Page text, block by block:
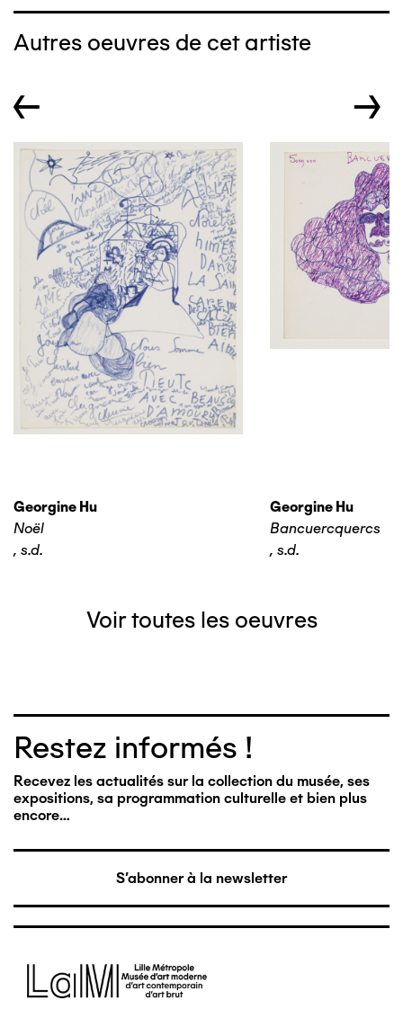
Autres oeuvres de cet artiste
← →
Georgine Hu
Noël
, s.d.
Georgine Hu
Bancuercquercs
, s.d.
Voir toutes les oeuvres
Restez informés !
Recevez les actualités sur la collection du musée, ses
expositions, sa programmation culturelle et bien plus
encore…
S'abonner à la newsletter
Image